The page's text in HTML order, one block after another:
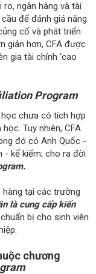
ro, ngân hàng và tài
để đánh giá năng
cố và phát triển
giản hơn, CFA được
gia tài chính ‘cao
Program
chưa có tích hợp
Tuy nhiên, CFA
đó có Anh Quốc -
- kế kiểm; cho ra đời
hàng tại các trường
là cung cấp kiến
bị cho sinh viên
chương